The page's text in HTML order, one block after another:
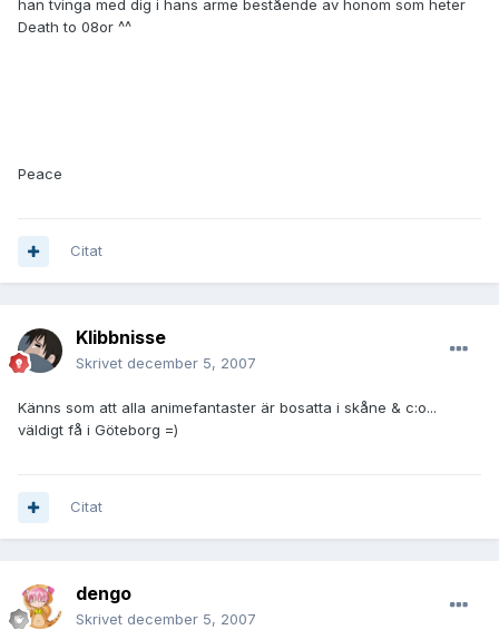
han tvinga med dig i hans arme bestående av honom som heter
Death to 08or ^^
Peace
Citat
Klibbnisse
Skrivet december 5, 2007
Känns som att alla animefantaster är bosatta i skåne & c:o...
väldigt få i Göteborg =)
Citat
dengo
Skrivet december 5, 2007